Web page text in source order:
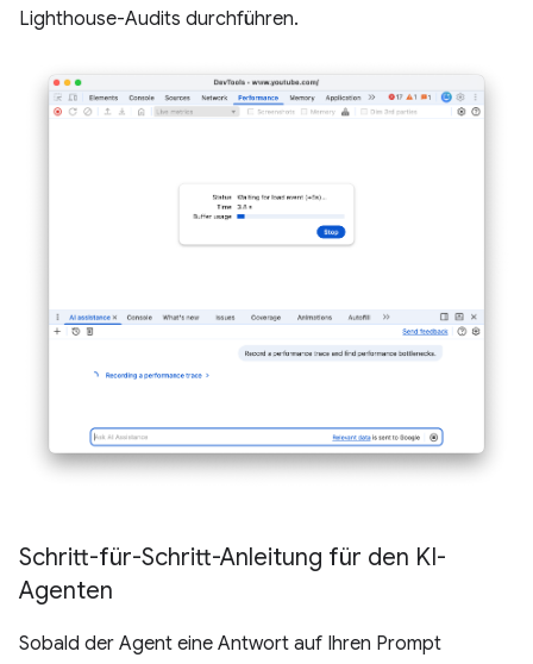
Lighthouse-Audits durchführen.
Schritt-für-Schritt-Anleitung für den KI-
Agenten
Sobald der Agent eine Antwort auf Ihren Prompt